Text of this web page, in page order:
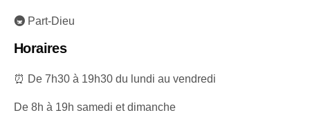
🚇 Part-Dieu
Horaires
⏰ De 7h30 à 19h30 du lundi au vendredi
De 8h à 19h samedi et dimanche